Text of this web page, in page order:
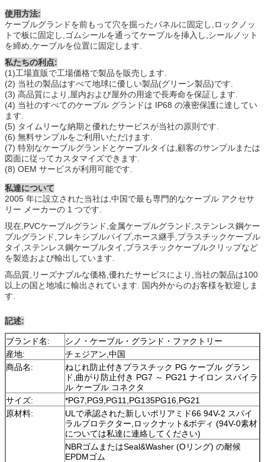
使用方法:
ケーブルグランドを前もって穴を掘ったパネルに固定し,ロックノッ
トで板に固定し,ゴムシールを通ってケーブルを挿入し,シールノット
を締め,ケーブルを位置に固定します.
私たちの利点:
(1)工場直販で工場価格で製品を販売します.
(2) 当社の製品はすべて地球に優しい製品(グリーン製品)です.
(3) 高品質により,屋内および屋外の用途で長寿命を保証します.
(4) 当社のすべてのケーブル グランドは IP68 の液密保護に達してい
ます.
(5) タイムリーな納期と優れたサービスが当社の原則です.
(6) 無料サンプルをご利用いただけます.
(7) 特別なケーブルグランドとケーブルタイは,顧客のサンプルまたは
図面に従ってカスタマイズできます.
(8) OEM サービスが利用可能です.
私達について
2005 年に設立された当社は,中国で最も専門的なケーブル アクセサ
リー メーカーの 1 つです.
現在,PVCケーブルグランド,金属ケーブルグランド,ステンレス鋼ケー
ブルグランド,フレキシブルパイプ,ホース継手,プラスチックケーブル
タイ,ステンレス鋼ケーブルタイ,プラスチックケーブルクリップなど
を製造および輸出しています.
高品質,リーズナブルな価格,優れたサービスにより,当社の製品は100
以上の国と地域に輸出されています. 国内外からのお客様を歓迎しま
す.
記述:
ブランド名:
シノ・ケーブル・グランド・ファクトリー
産地:
チェジアン,中国
商品名:
ねじれ防止付きプラスチック PG ケーブル グラン
ド,曲がり防止付き PG7 ～ PG21 ナイロン スパイラ
ル ケーブル コネクタ
サイズ:
*PG7,PG9,PG11,PG135PG16,PG21
原材料:
ULで承認された新しいポリアミド66 94V-2 スパイ
ラルプロテクター,ロックナット&ボディ (94V-0素材
については私達に連絡してください)
NBRゴムまたはSeal&Washer (Oリング) の耐候
EPDMゴム